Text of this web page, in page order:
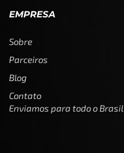
EMPRESA
Sobre
Parceiros
Blog
Contato
Enviamos para todo o Brasil